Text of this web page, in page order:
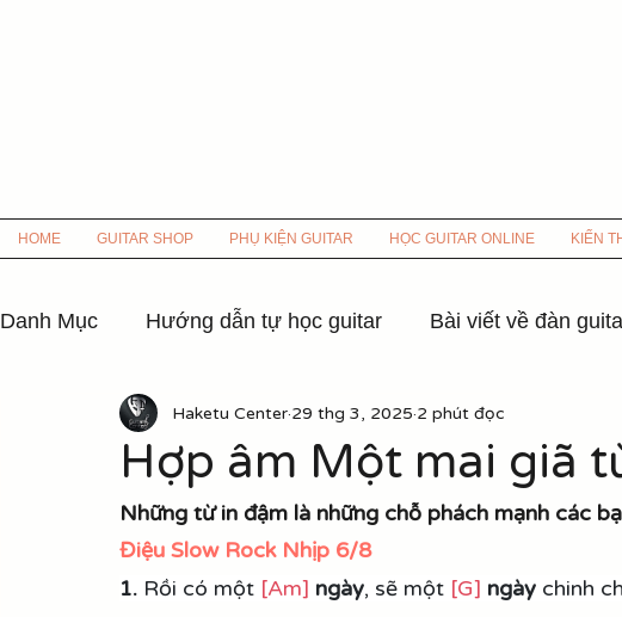
HOME GUITAR SHOP PHỤ KIỆN GUITAR HỌC GUITAR ONLINE KIẾN
Danh Mục Hướng dẫn tự học guitar Bài viết về đàn
Hợp âm các bài hát nhạc xưa Hợp âm nhạc 8x-9x
Hợp âm Nhạc Hoa lời Việt Hợp âm các bài hát Bolero
Hợp âm Một mai giã
Haketu Center 29 thg 3, 2025 2 phút đọc
Những từ in đậm là những chỗ phách mạnh các
Điệu Slow Rock Nhịp 6/8
1. Rồi có một [Am] ngày, sẽ một [G] ngày chinh